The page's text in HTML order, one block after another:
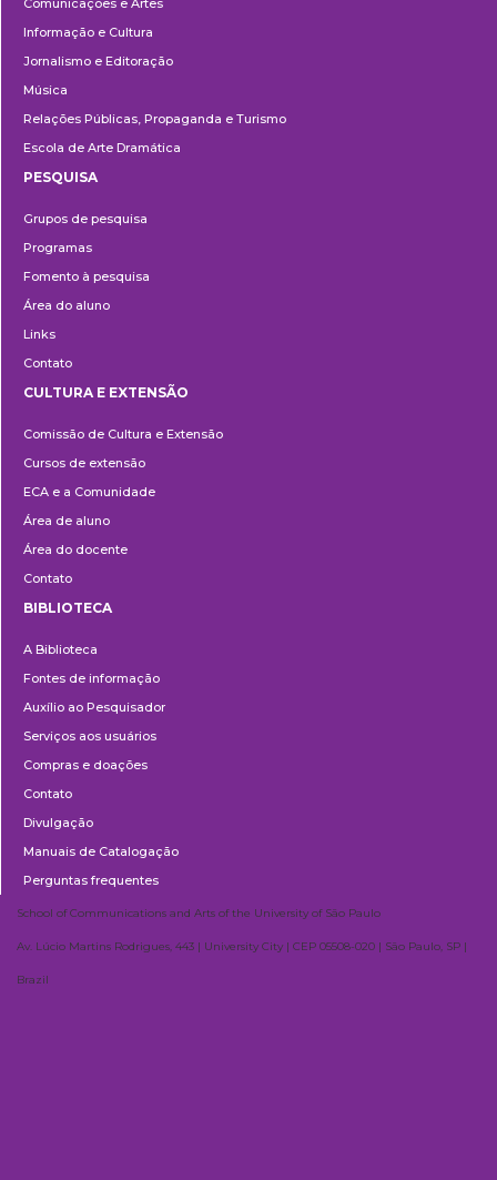
Informação e Cultura
Jornalismo e Editoração
Música
Relações Públicas, Propaganda e Turismo
Escola de Arte Dramática
PESQUISA
Grupos de pesquisa
Programas
Fomento à pesquisa
Área do aluno
Links
Contato
e
Extensão
CULTURA E EXTENSÃO
Comissão de Cultura e Extensão
Cursos de extensão
ECA e a Comunidade
Área de aluno
Área do docente
Contato
BIBLIOTECA
A Biblioteca
Fontes de informação
Auxílio ao Pesquisador
Serviços aos usuários
Compras e doações
Contato
Divulgação
Manuais de Catalogação
Perguntas frequentes
School of Communications and Arts of the University of São Paulo
Av. Lúcio Martins Rodrigues, 443 | University City | CEP 05508-020 | São Paulo, SP |
Brazil